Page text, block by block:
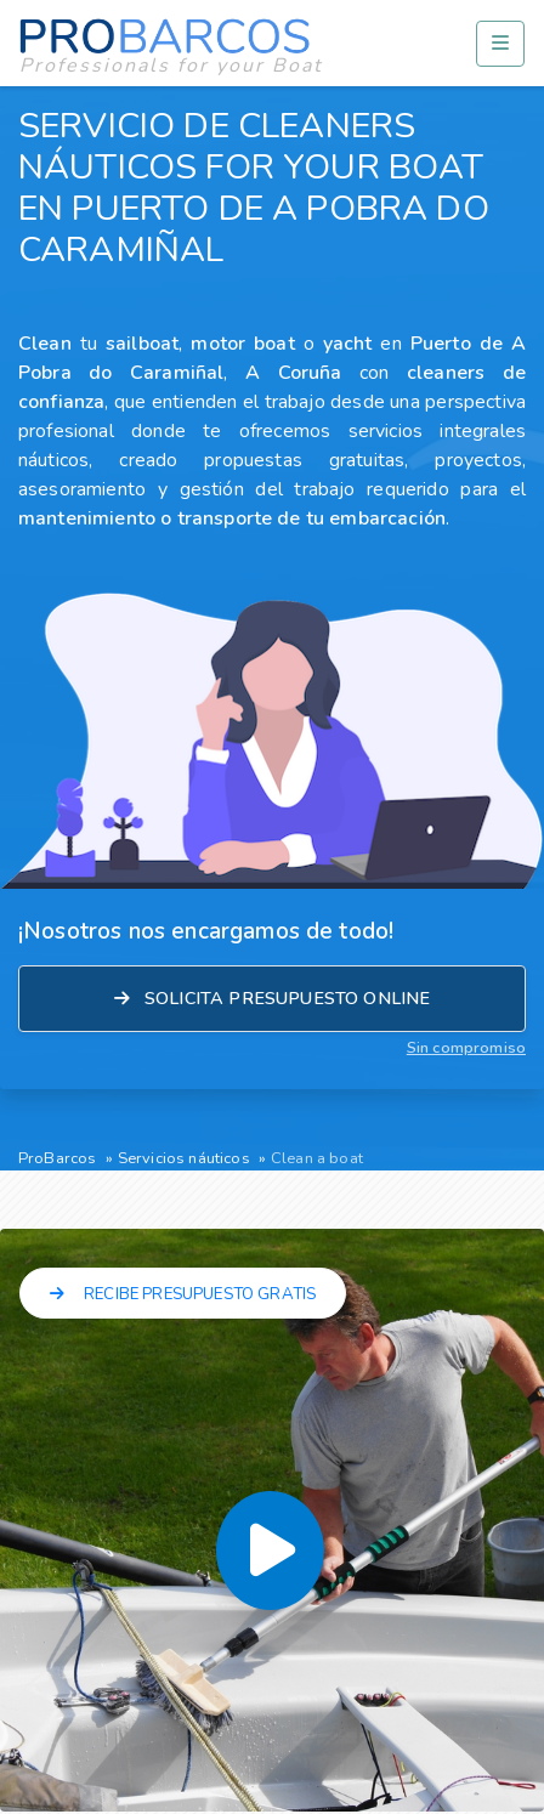
Professionals for your Boat
SERVICIO DE CLEANERS
NÁUTICOS FOR YOUR BOAT
EN PUERTO DE A POBRA DO
CARAMIÑAL
Clean tu sailboat, motor boato yachten Puerto de A
Pobra do Caramiñal,A Coruña con cleaners
de
confianza, que entienden el trabajo desde una perspectiva
profesional donde te ofrecemos servicios integrales
náuticos, creado propuestas gratuitas, proyectos,
asesoramiento y gestión del trabajo requerido para el
mantenimiento o transporte de tu embarcación.
¡Nosotros nos encargamos de todo!
SOLICITA PRESUPUESTO ONLINE
Sin compromiso
ProBarcos Servicios náuticos Clean a boat
RECIBE PRESUPUESTO GRATIS